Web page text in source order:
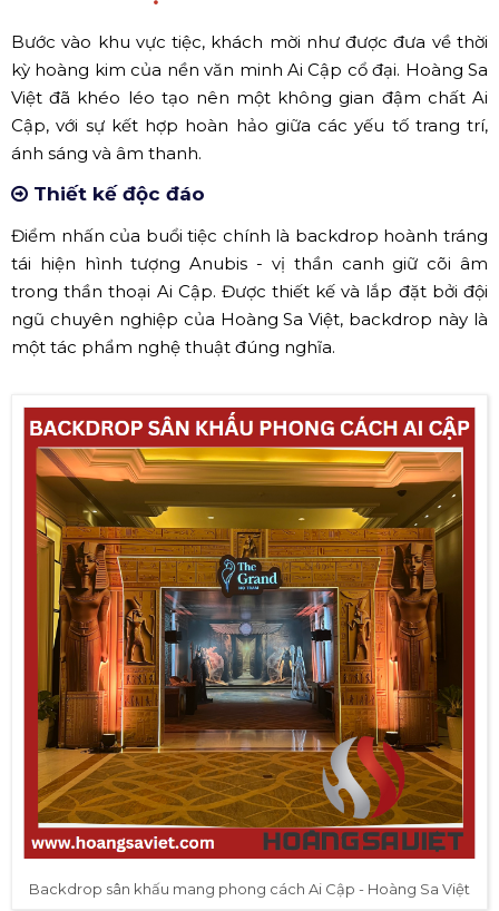
Bước vào khu vực tiệc, khách mời như được đưa về thời
kỳ hoàng kim của nền văn minh Ai Cập cổ đại. Hoàng Sa
Việt đã khéo léo tạo nên một không gian đậm chất Ai
Cập, với sự kết hợp hoàn hảo giữa các yếu tố trang trí,
ánh sáng và âm thanh.
Thiết kế độc đáo
Điểm nhấn của buổi tiệc chính là backdrop hoành tráng
tái hiện hình tượng Anubis - vị thần canh giữ cõi âm
trong thần thoại Ai Cập. Được thiết kế và lắp đặt bởi đội
ngũ chuyên nghiệp của Hoàng Sa Việt, backdrop này là
một tác phẩm nghệ thuật đúng nghĩa.
Backdrop sân khấu mang phong cách Ai Cập - Hoàng Sa Việt